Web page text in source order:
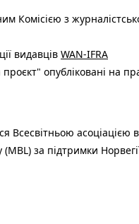
Комісією з
видавців WAN-IFRA
опубліковані на
асоціацією
за підтримки